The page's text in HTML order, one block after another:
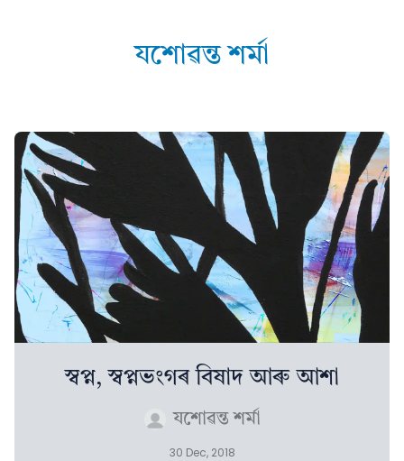
যশোৱন্ত শৰ্মা
স্বপ্ন, স্বপ্নভংগৰ বিষাদ আৰু আশা
যশোৱন্ত শৰ্মা
30 Dec, 2018